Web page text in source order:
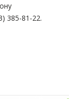
385-81-22.